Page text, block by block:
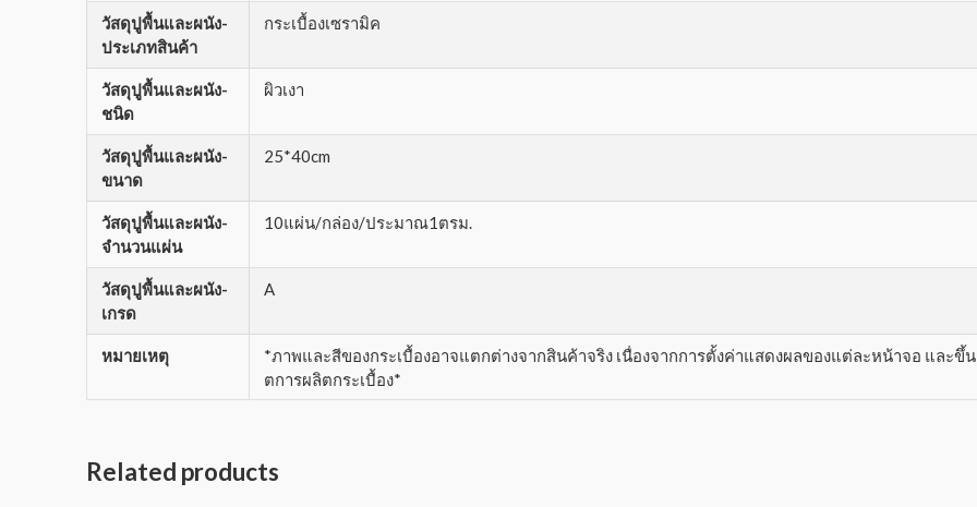
วัสดุปูพื้นและผนัง-
ประเภทสินค้า
กระเบื้องเซรามิค
วัสดุปูพื้นและผนัง-
ชนิด
ผิวเงา
วัสดุปูพื้นและผนัง-
ขนาด
25*40cm
วัสดุปูพื้นและผนัง-
จำนวนแผ่น
10แผ่น/กล่อง/ประมาณ1ตรม.
วัสดุปูพื้นและผนัง-
เกรด
A
หมายเหตุ
*ภาพและสีของกระเบื้องอาจแตกต่างจากสินค้าจริง เนื่องจากการตั้งค่าแสดงผลของแต่ละหน้าจอ และขึ้
ตการผลิตกระเบื้อง*
Related products